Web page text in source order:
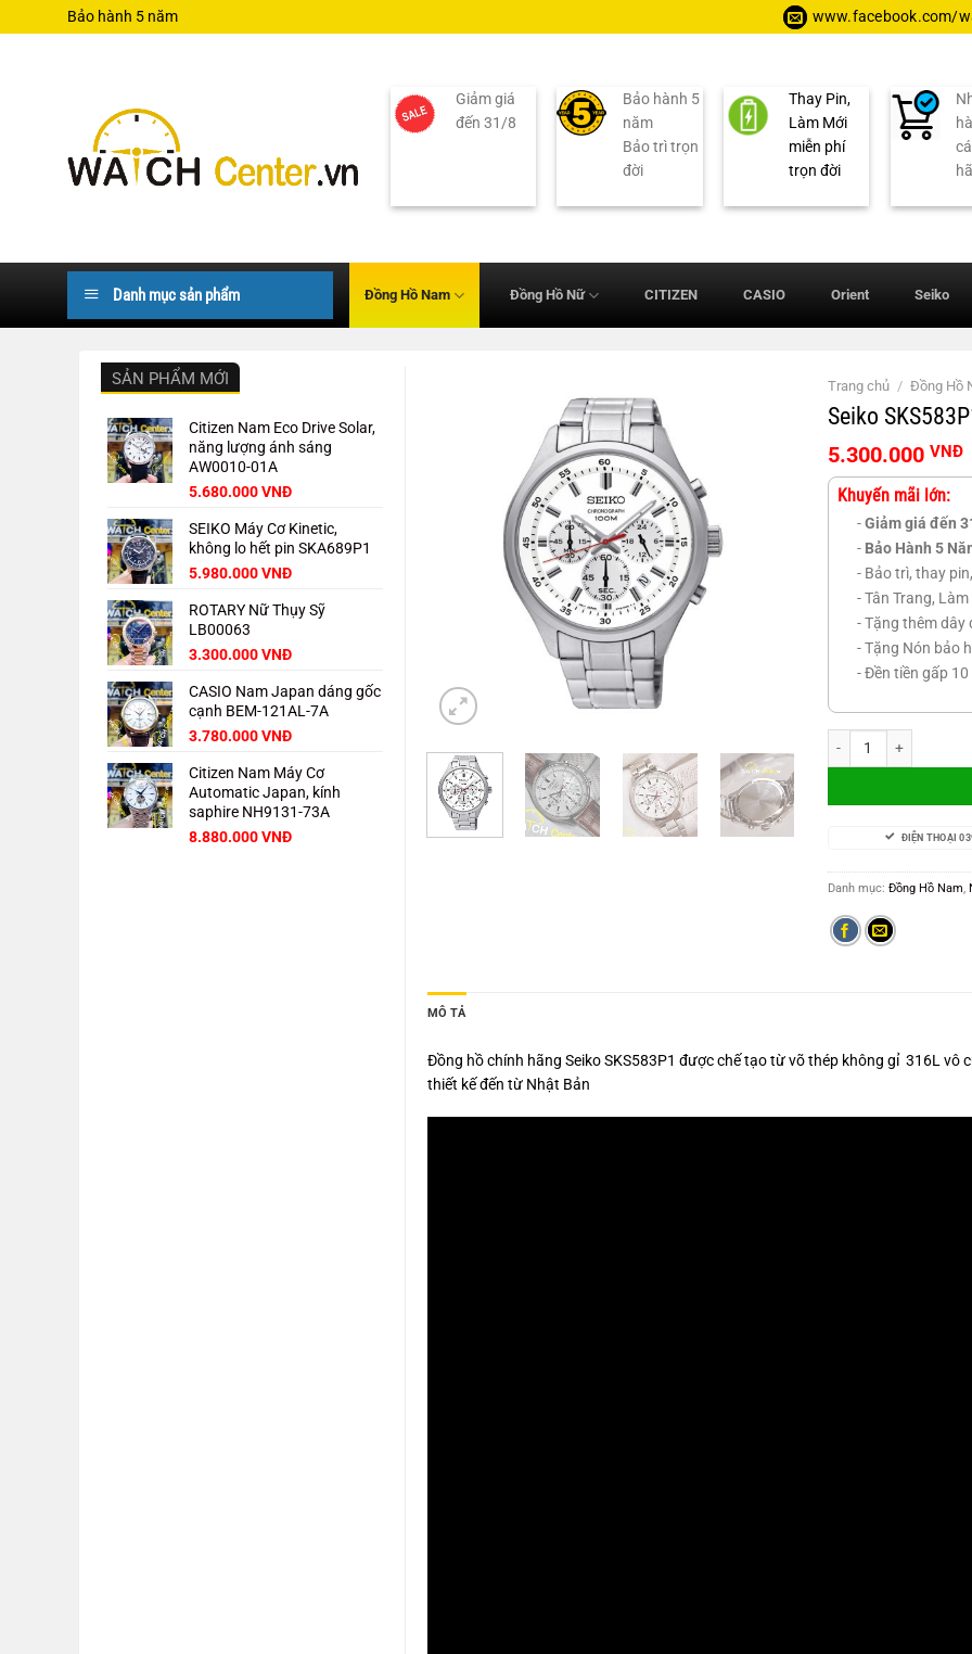
qua
Bảo hành 5 năm www.facebook.com/
Giảm giá
đến 31/8
Bảo hành 5
năm
Bảo trì trọn
đời
Thay Pin,
Làm Mới
miễn phí
trọn đời
Danh mục sản phẩm Đồng Hồ Nam Đồng Hồ Nữ CITIZEN CASIO Orient Seiko
SẢN PHẨM MỚI
Citizen Nam Eco Drive Solar,
năng lượng ánh sáng
AW0010-01A
Giá
là:
8.000.000 VNĐ.
5.680.000VNĐGiá
tại
là:
5.680.000 VNĐ.
SEIKO Máy Cơ Kinetic,
không lo hết pin SKA689P1
Giá
là:
8.000.000 VNĐ.
5.980.000VNĐGiá
tại
5.980.000 VNĐ.
ROTARY Nữ Thụy Sỹ
LB00063
3.300.000VNĐ
CASIO Nam Japan dáng gốc
cạnh BEM-121AL-7A
3.780.000VNĐ
Citizen Nam Máy Cơ
Automatic Japan, kính
saphire NH9131-73A
Giá
8.880.000VNĐGiá
Trang chủ / Đồng Hồ
Seiko
5.300.000VNĐ
Khuyến mãi lớn:
-Giảm giá đến
- Bảo Hành 5
- Bảo trì, thay
- Tân Trang,
- Tặng thêm dây
- Tặng Nón bảo
- Đền tiền gấp
ĐIỆN THOẠI
Danh mục:Đồng Hồ Nam ,
MÔ TẢ
Đồng hồ chính hãng Seiko SKS583P1 được chế tạo từ võ thép không gỉ 316L vô
thiết kế đến từ Nhật Bản